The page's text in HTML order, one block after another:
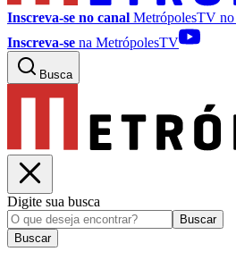
Inscreva-se no canal MetrópolesTV no
Inscreva-se na MetrópolesTV
Busca
Digite sua busca
Buscar
Buscar